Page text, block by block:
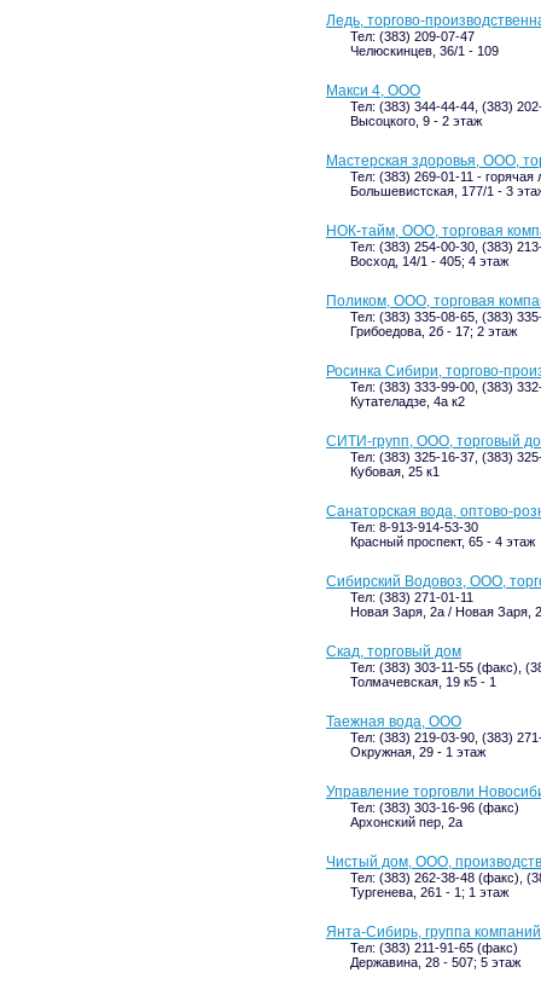
Ледь, торгово-
Тел: (383) 209-07-47
Челюскинцев, 36/1 - 109
Макси 4, ООО
Тел: (383) 344-44-44, (383)
Высоцкого, 9 - 2 этаж
Мастерская здоровья, ООО,
Тел: (383) 269-01-11 -
Большевистская, 177/1 - 3
НОК-тайм, ООО, торговая
Тел: (383) 254-00-30, (383)
Восход, 14/1 - 405; 4 этаж
Поликом, ООО, торговая
Тел: (383) 335-08-65, (383)
Грибоедова, 2б - 17; 2 этаж
Росинка Сибири, торгово-
Тел: (383) 333-99-00, (383)
Кутателадзе, 4а к2
СИТИ-групп, ООО, торговый
Тел: (383) 325-16-37, (383)
Кубовая, 25 к1
Санаторская вода, оптово-
Тел: 8-913-914-53-30
Красный проспект, 65 - 4 этаж
Сибирский Водовоз, ООО,
Тел: (383) 271-01-11
Новая Заря, 2а / Новая Заря,
Скад, торговый дом
Тел: (383) 303-11-55 (факс),
Толмачевская, 19 к5 - 1
Таежная вода, ООО
Тел: (383) 219-03-90, (383)
Окружная, 29 - 1 этаж
Управление торговли
Тел: (383) 303-16-96 (факс)
Архонский пер, 2а
Чистый дом, ООО,
Тел: (383) 262-38-48 (факс),
Тургенева, 261 - 1; 1 этаж
Янта-Сибирь, группа компаний
Тел: (383) 211-91-65 (факс)
Державина, 28 - 507; 5 этаж